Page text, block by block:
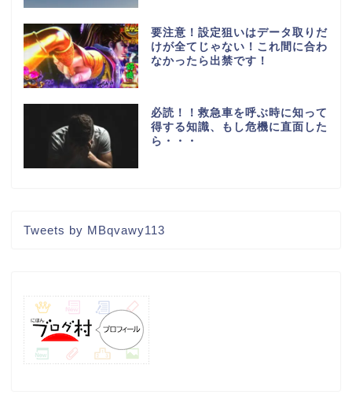
要注意！設定狙いはデータ取りだ
けが全てじゃない！これ間に合わ
なかったら出禁です！
必読！！救急車を呼ぶ時に知って
得する知識、もし危機に直面した
ら・・・
Tweets by MBqvawy113